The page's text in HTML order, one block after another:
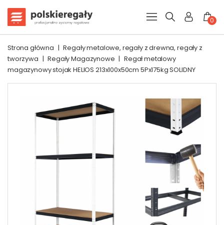
0
Strona główna | Regały metalowe, regały z drewna, regały z
tworzywa | Regały Magazynowe | Regał metalowy
magazynowy stojak HELIOS 213x100x50cm 5Px175kg SOLIDNY